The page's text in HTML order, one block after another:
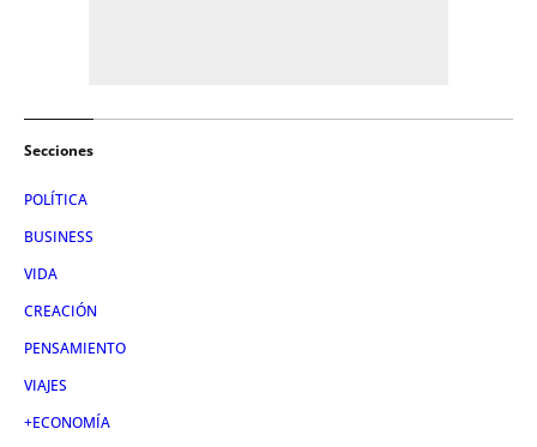
Secciones
POLÍTICA
BUSINESS
VIDA
CREACIÓN
PENSAMIENTO
VIAJES
+ECONOMÍA